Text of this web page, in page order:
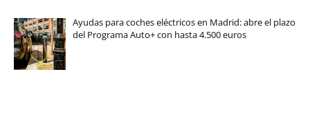
Ayudas para coches eléctricos en Madrid: abre el plazo
del Programa Auto+ con hasta 4.500 euros